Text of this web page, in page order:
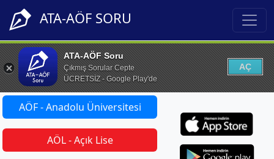
ATA-AÖF SORU
ATA-AÖF Soru
Çıkmış Sorular Cepte
ÜCRETSİZ - Google Play'de
AÇ
AÖF - Anadolu Üniversitesi
AÖL - Açık Lise